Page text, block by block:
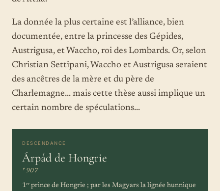
La donnée la plus certaine est l’alliance, bien
documentée, entre la princesse des Gépides,
Austrigusa, et Waccho, roi des Lombards. Or, selon
Christian Settipani, Waccho et Austrigusa seraient
des ancêtres de la mère et du père de
Charlemagne... mais cette thèse aussi implique un
certain nombre de spéculations...
DESCENDANCE
Árpád de Hongrie
† 907
1ᵉʳ prince de Hongrie ; par les Magyars la lignée hunnique